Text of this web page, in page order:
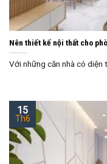
Nên thiết kế nội thất cho
Với những căn nhà có diện
15
Th6